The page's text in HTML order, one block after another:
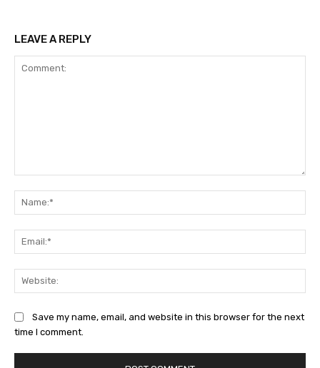
LEAVE A REPLY
Save my name, email, and website in this browser for the next
time I comment.